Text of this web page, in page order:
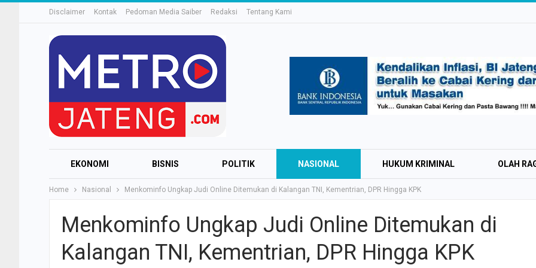
Disclaimer Kontak Pedoman Media Saiber Redaksi Tentang Kami
EKONOMI BISNIS POLITIK NASIONAL HUKUM KRIMINAL OLAH
Home Nasional Menkominfo Ungkap Judi Online Ditemukan di Kalangan TNI, Kementrian, DPR Hingga KPK
Menkominfo Ungkap Judi Online Ditemukan di
Kalangan TNI, Kementrian, DPR Hingga KPKRayakan